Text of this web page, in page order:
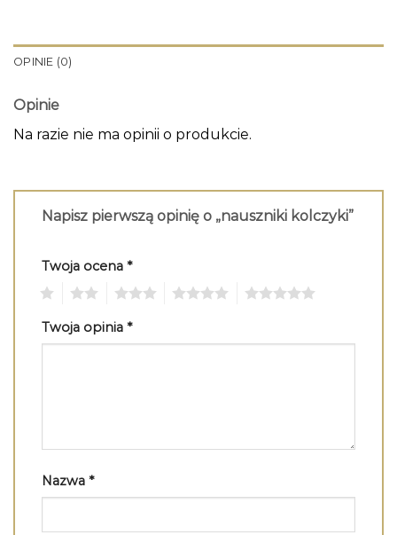
OPINIE (0)
Opinie
Na razie nie ma opinii o produkcie.
Napisz pierwszą opinię o „nauszniki kolczyki”
Twoja ocena *
Twoja opinia *
Nazwa *